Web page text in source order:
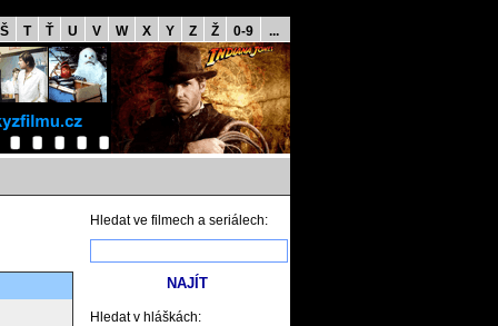
Š T Ť U V W X Y Z Ž 0-9 ...
Hledat ve filmech a seriálech:
Hledat v hláškách: